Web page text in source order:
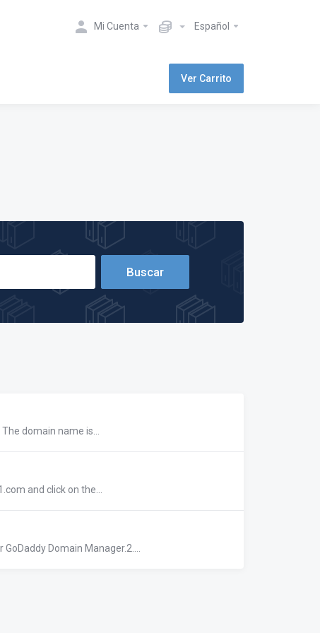
Mi Cuenta Español
Ver Carrito
domain name is...
and click on the...
Domain Manager.2....